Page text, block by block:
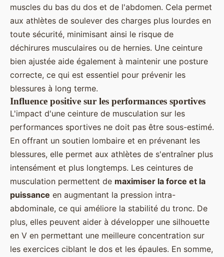
muscles du bas du dos et de l'abdomen. Cela permet
aux athlètes de soulever des charges plus lourdes en
toute sécurité, minimisant ainsi le risque de
déchirures musculaires ou de hernies. Une ceinture
bien ajustée aide également à maintenir une posture
correcte, ce qui est essentiel pour prévenir les
blessures à long terme.
Influence positive sur les performances sportives
L'impact d'une ceinture de musculation sur les
performances sportives ne doit pas être sous-estimé.
En offrant un soutien lombaire et en prévenant les
blessures, elle permet aux athlètes de s'entraîner plus
intensément et plus longtemps. Les ceintures de
musculation permettent de maximiser la force et la
puissance en augmentant la pression intra-
abdominale, ce qui améliore la stabilité du tronc. De
plus, elles peuvent aider à développer une silhouette
en V en permettant une meilleure concentration sur
les exercices ciblant le dos et les épaules. En somme,